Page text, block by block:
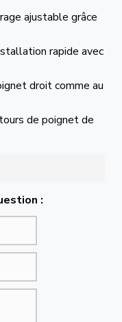
ajustable grâce
rapide avec
droit comme au
de poignet de
: